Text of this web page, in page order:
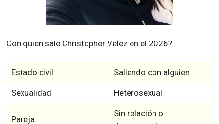
Con quién sale Christopher Vélez en el 2026?
Estado civil Saliendo con alguien
Sexualidad Heterosexual
Pareja
Sin relación o